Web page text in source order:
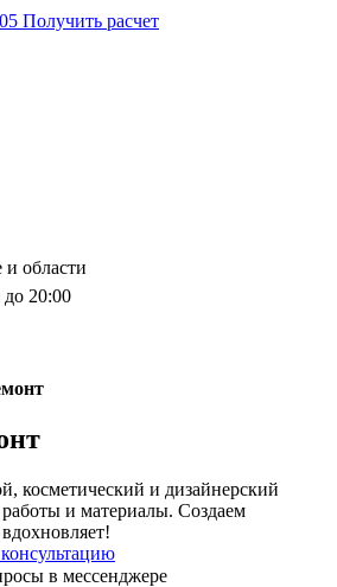
Получить расчет
области
20:00
косметический и дизайнерский
и материалы. Создаем
в мессенджере